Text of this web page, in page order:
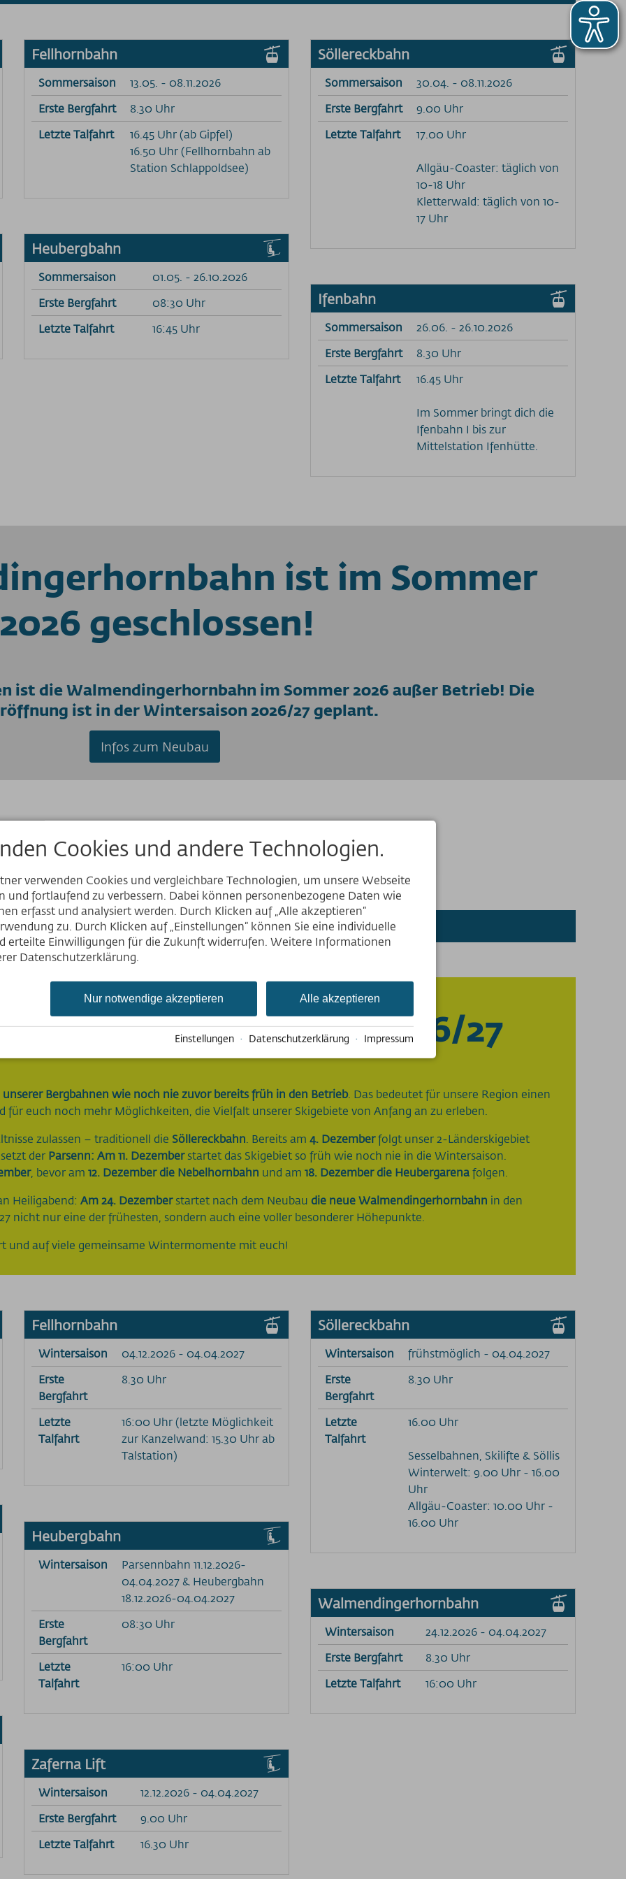
Fellhornbahn
Sommersaison
13.05. - 08.11.2026
Erste Bergfahrt
8.30 Uhr
Letzte Talfahrt
16.45 Uhr (ab Gipfel)
16.50 Uhr (Fellhornbahn ab
Station Schlappoldsee)
Söllereckbahn
Sommersaison
30.04. - 08.11.2026
Erste Bergfahrt
9.00 Uhr
Letzte Talfahrt
17.00 Uhr
Allgäu-Coaster: täglich von
10-18 Uhr
Kletterwald: täglich von 10-
17 Uhr
Heubergbahn
Sommersaison
01.05. - 26.10.2026
Erste Bergfahrt
08:30 Uhr
Letzte Talfahrt
16:45 Uhr
Ifenbahn
Sommersaison
26.06. - 26.10.2026
Erste Bergfahrt
8.30 Uhr
Letzte Talfahrt
16.45 Uhr
Im Sommer bringt dich die
Ifenbahn I bis zur
Mittelstation Ifenhütte.
ist im Sommer
2026 geschlossen!
ist die Walmendingerhornbahn im Sommer 2026 außer Betrieb! Die
ist in der Wintersaison 2026/27 geplant.
Infos zum Neubau
Aktueller Status der Anlagen & Wanderwege
Öffnungszeiten Wintersaison 2026/27
die Wintersaison 2026/27
unserer Bergbahnen wie noch nie zuvor bereits früh in den Betrieb. Das bedeutet für unsere Region einen
euch noch mehr Möglichkeiten, die Vielfalt unserer Skigebiete von Anfang an zu erleben.
zulassen – traditionell die Söllereckbahn. Bereits am 4. Dezemberfolgt unser 2-Länderskigebiet
der Parsenn: Am 11. Dezemberstartet das Skigebiet so früh wie noch nie in die Wintersaison.
, bevor am 12. Dezember die Nebelhornbahn und am 18. Dezember die Heubergarenafolgen.
Heiligabend: Am 24. Dezemberstartet nach dem Neubau die neue Walmendingerhornbahn in den
nicht nur eine der frühesten, sondern auch eine voller besonderer Höhepunkte.
und auf viele gemeinsame Wintermomente mit euch!
Fellhornbahn
Wintersaison
04.12.2026 - 04.04.2027
Erste
Bergfahrt
8.30 Uhr
Letzte
Talfahrt
16:00 Uhr (letzte Möglichkeit
zur Kanzelwand: 15.30 Uhr ab
Talstation)
Söllereckbahn
Wintersaison
frühstmöglich - 04.04.2027
Erste
Bergfahrt
8.30 Uhr
Letzte
Talfahrt
16.00 Uhr
Sesselbahnen, Skilifte & Söllis
Winterwelt: 9.00 Uhr - 16.00
Uhr
Allgäu-Coaster: 10.00 Uhr -
16.00 Uhr
Heubergbahn
Wintersaison
Parsennbahn 11.12.2026-
04.04.2027 & Heubergbahn
18.12.2026-04.04.2027
Erste
Bergfahrt
08:30 Uhr
Letzte
Talfahrt
16:00 Uhr
Walmendingerhornbahn
Wintersaison
24.12.2026 - 04.04.2027
Erste Bergfahrt
8.30 Uhr
Letzte Talfahrt
16:00 Uhr
Zaferna Lift
Wintersaison
12.12.2026 - 04.04.2027
Erste Bergfahrt
9.00 Uhr
Letzte Talfahrt
16.30 Uhr
Cookies und andere Technologien.
verwenden Cookies und vergleichbare Technologien, um unsere Webseite
und fortlaufend zu verbessern. Dabei können personenbezogene Daten wie
erfasst und analysiert werden. Durch Klicken auf „Alle akzeptieren“
zu. Durch Klicken auf „Einstellungen“ können Sie eine individuelle
erteilte Einwilligungen für die Zukunft widerrufen. Weitere Informationen
Datenschutzerklärung.
Alle akzeptieren
Nur notwendige akzeptieren
Einstellungen · Datenschutzerklärung · Impressum
Website
Deutsch
English